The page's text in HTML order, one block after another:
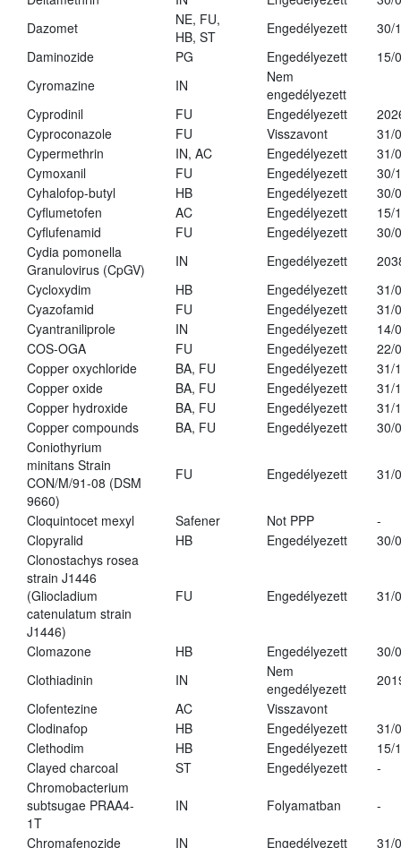
Dazomet
NE, FU,
HB, ST
Engedélyezett
30/
Daminozide
PG Engedélyezett
15/
Cyromazine
IN
Nem
engedélyezett
Cyprodinil
FU Engedélyezett
Cyproconazole
FU Visszavont
31/
Cypermethrin
IN, AC Engedélyezett
31/
Cymoxanil
FU Engedélyezett
30/
Cyhalofop-butyl
HB Engedélyezett
30/
Cyflumetofen
AC Engedélyezett
15/
Cyflufenamid
FU Engedélyezett
30/
Cydia pomonella
Granulovirus (CpGV)
IN Engedélyezett
Cycloxydim
HB Engedélyezett
31/
Cyazofamid
FU Engedélyezett
31/
Cyantraniliprole
IN Engedélyezett
14/
COS-OGA
FU Engedélyezett
22/
Copper oxychloride
BA, FU Engedélyezett
31/
Copper oxide
BA, FU Engedélyezett
31/
Copper hydroxide
BA, FU Engedélyezett
31/
Copper compounds
BA, FU Engedélyezett
30/
Coniothyrium
minitans Strain
CON/M/91-08 (DSM
9660)
FU Engedélyezett 31/
Cloquintocet mexyl Safener Not PPP
-
Clopyralid
HB Engedélyezett
30/
Clonostachys rosea
strain J1446
(Gliocladium
catenulatum strain
J1446)
FU Engedélyezett 31/
Clomazone HB Engedélyezett
30/
Clothiadinin
IN
Nem
engedélyezett
Clofentezine
AC
Visszavont
Clodinafop
HB Engedélyezett
31/
Clethodim
HB Engedélyezett
15/
Clayed charcoal
ST Engedélyezett
-
Chromobacterium
subtsugae PRAA4-
1T
IN Folyamatban -
Chromafenozide IN Engedélyezett 31/